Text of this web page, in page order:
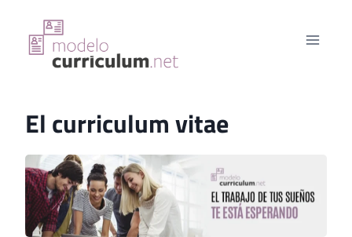
contenido
El curriculum vitae